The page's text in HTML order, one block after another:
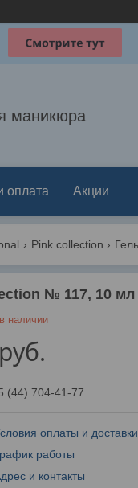
маникюра
оплата Акции
Pink collection
№ 117, 10 мл
наличии
руб.
(44) 704-41-77
оплаты и доставки
работы
и контакты